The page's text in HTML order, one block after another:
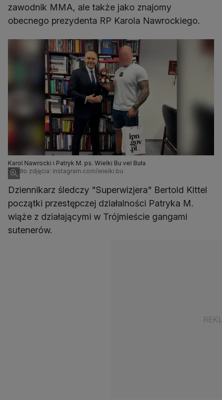
zawodnik MMA, ale także jako znajomy
obecnego prezydenta RP Karola Nawrockiego.
Karol Nawrocki i Patryk M. ps. Wielki Bu vel Buła
Źródło zdjęcia: instagram.com/wielki.bu
Dziennikarz śledczy "Superwizjera" Bertold Kittel
początki przestępczej działalności Patryka M.
wiąże z działającymi w Trójmieście gangami
sutenerów.